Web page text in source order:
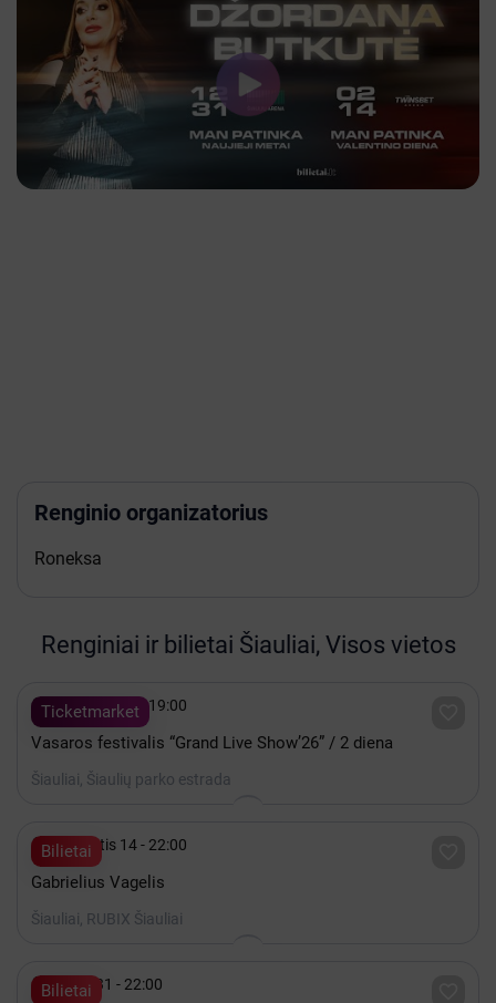
Renginio organizatorius
Roneksa
Renginiai ir bilietai Šiauliai, Visos vietos
Ticketmarket
 Rugpjūtis 08 - 19:00
Vasaros festivalis “Grand Live Show’26” / 2 diena
Šiauliai, Šiaulių parko estrada
Bilietai
 Rugpjūtis 14 - 22:00
Gabrielius Vagelis
Šiauliai, RUBIX Šiauliai
Bilietai
 Spalis 31 - 22:00